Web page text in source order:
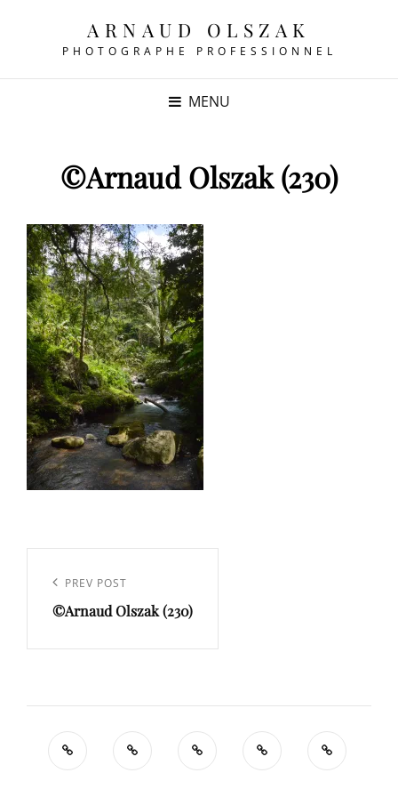
ARNAUD OLSZAK
PHOTOGRAPHE PROFESSIONNEL
MENU
©Arnaud Olszak (230)
l’article
Previous
Post
PREV POST
©Arnaud Olszak (230)